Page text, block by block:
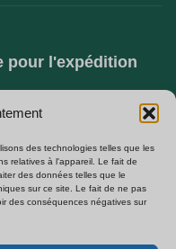
des technologies telles que les
relatives à l'appareil. Le fait de
des données telles que le
sur ce site. Le fait de ne pas
des conséquences négatives sur
pour l'expédition
B2B EN CAMÉRAS CACHÉES,